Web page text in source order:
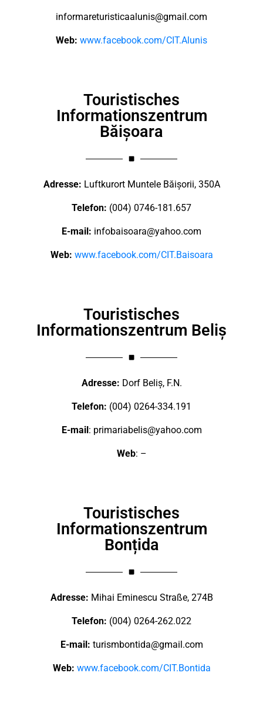
informareturisticaalunis@gmail.com
Web: www.facebook.com/CIT.Alunis
Touristisches
Informationszentrum
Băișoara
Adresse: Luftkurort Muntele Băișorii, 350A
Telefon: (004) 0746-181.657
E-mail: infobaisoara@yahoo.com
Web: www.facebook.com/CIT.Baisoara
Touristisches
Informationszentrum Beliș
Adresse: Dorf Beliș, F.N.
Telefon: (004) 0264-334.191
E-mail : primariabelis@yahoo.com
Web: –
Touristisches
Informationszentrum
Bonțida
Adresse: Mihai Eminescu Straße, 274B
Telefon: (004) 0264-262.022
E-mail: turismbontida@gmail.com
Web: www.facebook.com/CIT.Bontida